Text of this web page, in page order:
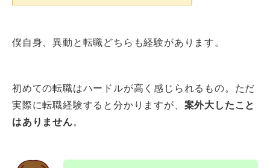
僕自身、異動と転職どちらも経験があります。
初めての転職はハードルが高く感じられるもの。ただ
実際に転職経験すると分かりますが、 案外大したこと
はありません。